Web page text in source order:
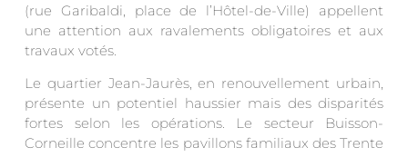
(rue Garibaldi, place de l’Hôtel-de-Ville) appellent
une attention aux ravalements obligatoires et aux
travaux votés.
Le quartier Jean-Jaurès, en renouvellement urbain,
présente un potentiel haussier mais des disparités
fortes selon les opérations. Le secteur Buisson-
Corneille concentre les pavillons familiaux des Trente